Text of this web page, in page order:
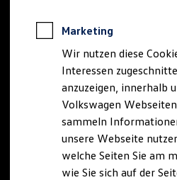
Rekuperation
Laden unterwegs
Laden Zuhause
Ladestationen
Batterie
Sicherheit
Nachhaltigkeit
Technologie
Kosten und Kauf
Marketing
Wir nutzen diese
Interessen
anzuzeigen, innerhalb
Volkswagen
sammeln
unsere Webseite
welche Seiten Sie am
wie Sie sich auf der